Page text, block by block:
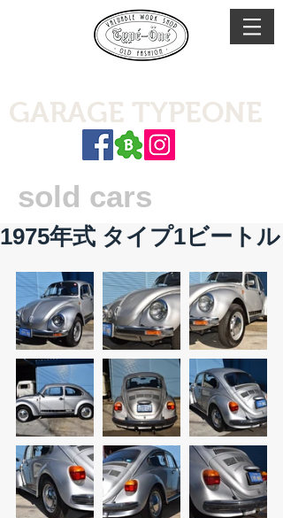
GARAGE TYPEONE
sold cars
1975年式 タイプ1ビートル